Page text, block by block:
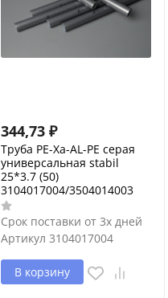
344,73 ₽
Труба PE-Xa-AL-PE серая
универсальная stabil
25*3.7 (50)
3104017004/3504014003
Срок поставки от 3х дней
Артикул 3104017004
В корзину